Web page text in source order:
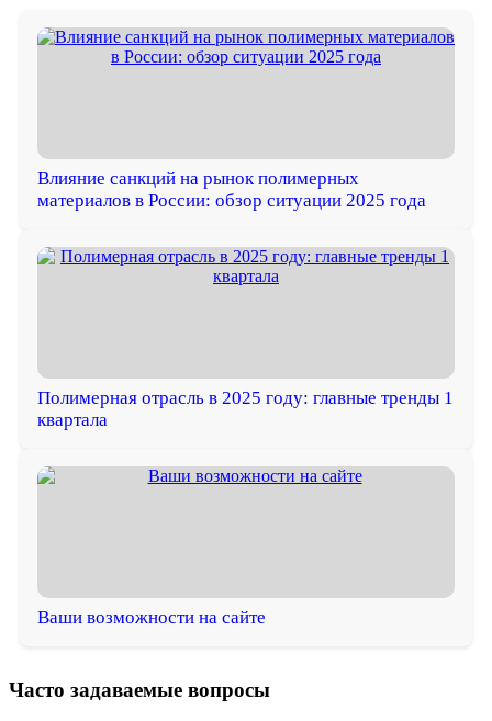
Влияние санкций на рынок полимерных
материалов в России: обзор ситуации 2025 года
Полимерная отрасль в 2025 году: главные тренды 1
квартала
Ваши возможности на сайте
Часто задаваемые вопросы